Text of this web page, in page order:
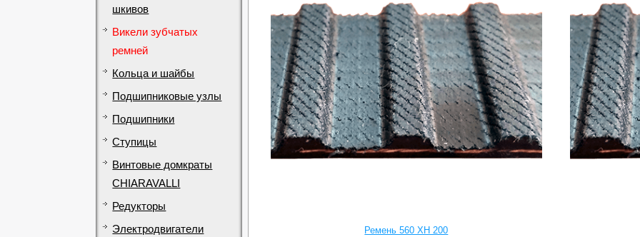
шкивов
Викели зубчатых
ремней
Кольца и шайбы
Подшипниковые узлы
Подшипники
Ступицы
Винтовые домкраты
CHIARAVALLI
Редукторы
Электродвигатели
Ремень 560 XH 200